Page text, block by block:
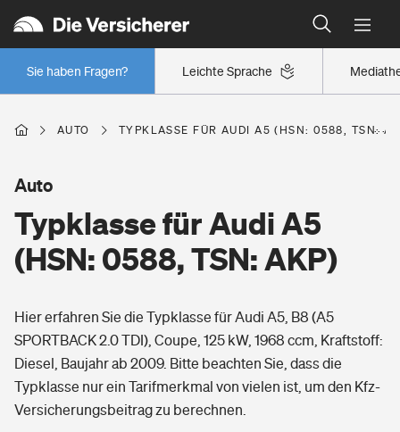
Leichte Sprache
Sie haben Fragen?
Wer versichert was: Jetzt Versicherer finden
Regionalklassen: So ist Ihre Region eingestuft
Wer versichert was: Jetzt Versicherer finden
Berufsunfähigkeitsversicherung
Erwerbsunfähigkeitsversicherung
Grundfähigkeitsversicherung
Arbeitsrechtsschutz
Berufshaftpflichtversicherung
Wohnen
Elementarversicherung
Freizeit
Pri­vate Haft­pflicht­
Gesundheit
AUTO TYPKLASSE FÜR AUDI A5 (HSN: 0588, TSN:
Typklasse für Audi A5
(HSN: 0588, TSN: AKP)
Auto
Hier erfahren Sie die Typklasse für Audi A5, B8 (A5
SPORTBACK 2.0 TDI), Coupe, 125 kW, 1968 ccm, Kraftstoff:
Diesel, Baujahr ab 2009. Bitte beachten Sie, dass die
Typklasse nur ein Tarifmerkmal von vielen ist, um den Kfz-
Versicherungsbeitrag zu berechnen.